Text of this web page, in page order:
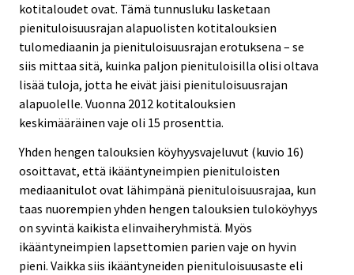
kotitaloudet ovat. Tämä tunnusluku lasketaan
pienituloisuusrajan alapuolisten kotitalouksien
tulomediaanin ja pienituloisuusrajan erotuksena – se
siis mittaa sitä, kuinka paljon pienituloisilla olisi oltava
lisää tuloja, jotta he eivät jäisi pienituloisuusrajan
alapuolelle. Vuonna 2012 kotitalouksien
keskimääräinen vaje oli 15 prosenttia.
Yhden hengen talouksien köyhyysvajeluvut (kuvio 16)
osoittavat, että ikääntyneimpien pienituloisten
mediaanitulot ovat lähimpänä pienituloisuusrajaa, kun
taas nuorempien yhden hengen talouksien tuloköyhyys
on syvintä kaikista elinvaiheryhmistä. Myös
ikääntyneimpien lapsettomien parien vaje on hyvin
pieni. Vaikka siis ikääntyneiden pienituloisuusaste eli